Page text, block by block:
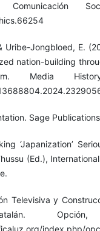
Uribe-Jongbloed, E.
nation-building
Media
Sage
‘Japanization’
(Ed.),
Televisiva y
Opción,